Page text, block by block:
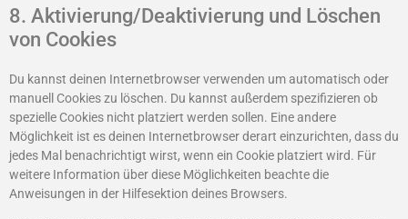
8. Aktivierung/Deaktivierung und Löschen
von Cookies
Du kannst deinen Internetbrowser verwenden um automatisch oder
manuell Cookies zu löschen. Du kannst außerdem spezifizieren ob
spezielle Cookies nicht platziert werden sollen. Eine andere
Möglichkeit ist es deinen Internetbrowser derart einzurichten, dass du
jedes Mal benachrichtigt wirst, wenn ein Cookie platziert wird. Für
weitere Information über diese Möglichkeiten beachte die
Anweisungen in der Hilfesektion deines Browsers.